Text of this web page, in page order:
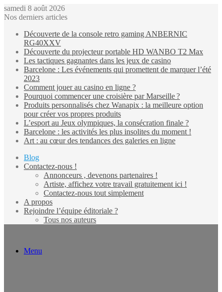
samedi 8 août 2026
Nos derniers articles
Découverte de la console retro gaming ANBERNIC
RG40XXV
Découverte du projecteur portable HD WANBO T2 Max
Les tactiques gagnantes dans les jeux de casino
Barcelone : Les événements qui promettent de marquer l’été
2023
Comment jouer au casino en ligne ?
Pourquoi commencer une croisière par Marseille ?
Produits personnalisés chez Wanapix : la meilleure option
pour créer vos propres produits
L’esport au Jeux olympiques, la consécration finale ?
Barcelone : les activités les plus insolites du moment !
Art : au cœur des tendances des galeries en ligne
Blog
Contactez-nous !
Annonceurs , devenons partenaires !
Artiste, affichez votre travail gratuitement ici !
Contactez-nous tout simplement
A propos
Rejoindre l’équipe éditoriale ?
Tous nos auteurs
Menu